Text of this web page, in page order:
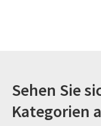
Sehen Sie
Kategorien